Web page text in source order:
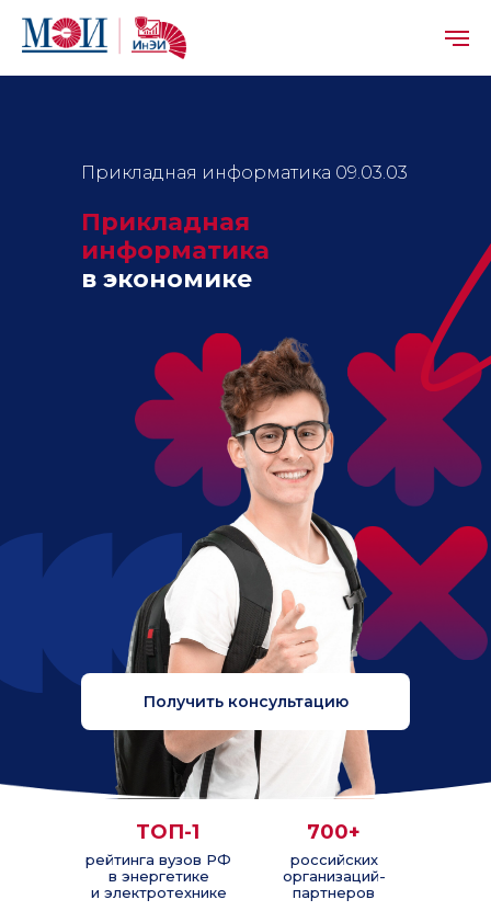
Прикладная
информатика
в экономике
Прикладная информатика 09.03.03
Получить консультацию
ТОП-1
рейтинга вузов РФ
в энергетике
и электротехнике
700+
российских
организаций-
партнеров